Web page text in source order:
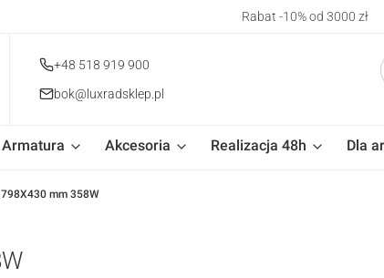
Rabat -10% od 3000 zł
+48 518 919 900
bok@luxradsklep.pl
Armatura Akcesoria Realizacja 48h Dla
798X430 mm 358W